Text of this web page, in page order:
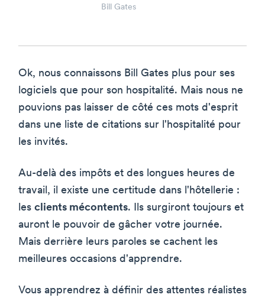
Bill Gates
Ok, nous connaissons Bill Gates plus pour ses
logiciels que pour son hospitalité. Mais nous ne
pouvions pas laisser de côté ces mots d'esprit
dans une liste de citations sur l'hospitalité pour
les invités.
Au-delà des impôts et des longues heures de
travail, il existe une certitude dans l'hôtellerie :
les clients mécontents. Ils surgiront toujours et
auront le pouvoir de gâcher votre journée.
Mais derrière leurs paroles se cachent les
meilleures occasions d'apprendre.
Vous apprendrez à définir des attentes réalistes